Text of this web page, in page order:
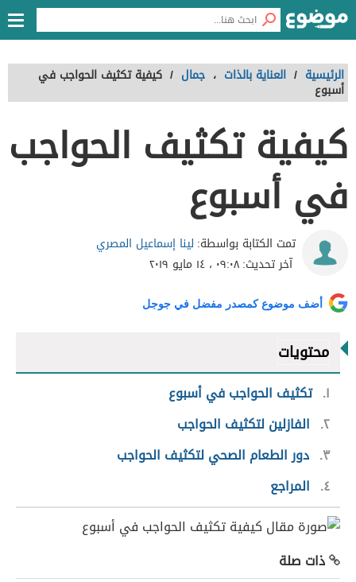
الرئيسية / العناية بالذات ، جمال / كيفية تكثيف الحواجب في
أسبوع
كيفية تكثيف الحواجب
في أسبوع
تمت الكتابة بواسطة: لينا إسماعيل المصري
آخر تحديث:٠٩:٠٨ ، ١٤ مايو ٢٠١٩
أضف موضوع كمصدر مفضل في جوجل
محتويات
١ تكثيف الحواجب في أسبوع
٢ الفازلين لتكثيف الحواجب
٣ دور الطعام الصحي لتكثيف الحواجب
٤
المراجع
ذات صلة